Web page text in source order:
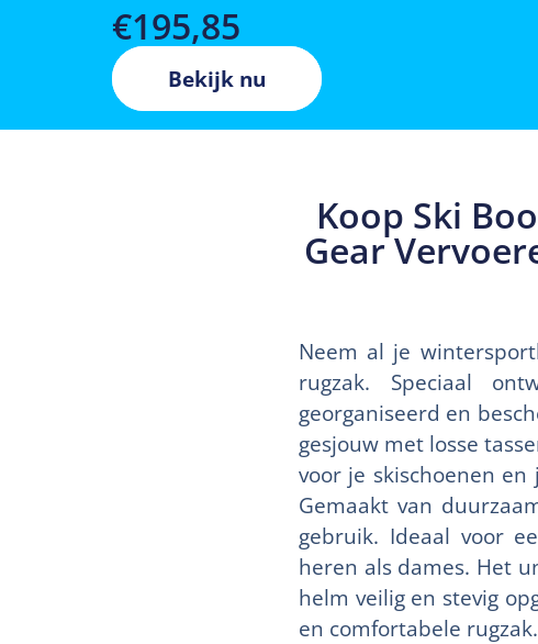
€195,85
Bekijk nu
Koop Ski
Gear
Neem al je
rugzak. Speciaal
georganiseerd en
gesjouw met losse
voor je skischoenen
Gemaakt van
gebruik. Ideaal voor
heren als dames. Het
helm veilig en stevig
en comfortabele rugzak.